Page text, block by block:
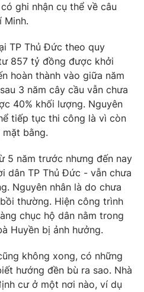
ghi nhận cụ thể về câu
Minh.
TP Thủ Đức theo quy
857 tỷ đồng được khởi
hoàn thành vào giữa năm
3 năm cây cầu vẫn chưa
40% khối lượng. Nguyên
tiếp tục thi công là vì còn
bằng.
5 năm trước nhưng đến nay
dân TP Thủ Đức - vẫn chưa
Nguyên nhân là do chưa
thường. Hiện công trình
chục hộ dân nằm trong
Huyền bị ảnh hưởng.
không xong, có những
hướng đền bù ra sao. Nhà
cư ở một nơi nào, ví dụ